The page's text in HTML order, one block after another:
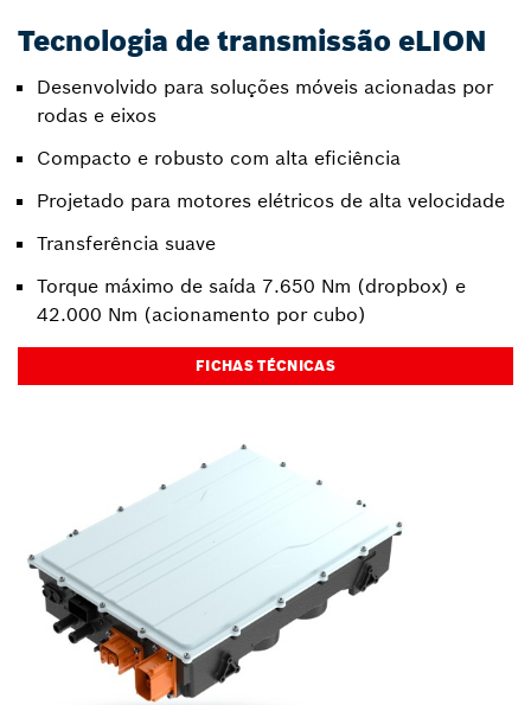
Tecnologia de transmissão eLION
Desenvolvido para soluções móveis acionadas por
rodas e eixos
Compacto e robusto com alta eficiência
Projetado para motores elétricos de alta velocidade
Transferência suave
Torque máximo de saída 7.650 Nm (dropbox) e
42.000 Nm (acionamento por cubo)
FICHAS TÉCNICAS